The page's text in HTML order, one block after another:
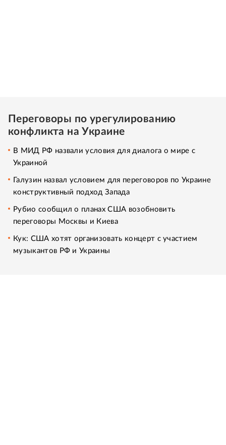
Переговоры по урегулированию
конфликта на Украине
В МИД РФ назвали условия для диалога о мире с
Украиной
Галузин назвал условием для переговоров по Украине
конструктивный подход Запада
Рубио сообщил о планах США возобновить
переговоры Москвы и Киева
Кук: США хотят организовать концерт с участием
музыкантов РФ и Украины